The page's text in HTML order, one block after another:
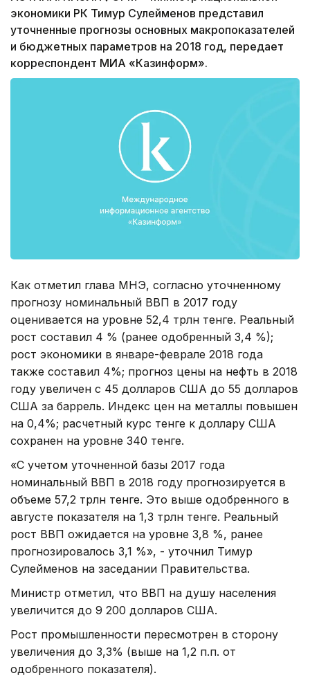
экономики РК Тимур Сулейменов представил
уточненные прогнозы основных макропоказателей
и бюджетных параметров на 2018 год, передает
корреспондент МИА «Казинформ».
Как отметил глава МНЭ, согласно уточненному
прогнозу номинальный ВВП в 2017 году
оценивается на уровне 52,4 трлн тенге. Реальный
рост составил 4 % (ранее одобренный 3,4 %);
рост экономики в январе-феврале 2018 года
также составил 4%; прогноз цены на нефть в 2018
году увеличен с 45 долларов США до 55 долларов
США за баррель. Индекс цен на металлы повышен
на 0,4%; расчетный курс тенге к доллару США
сохранен на уровне 340 тенге.
«С учетом уточненной базы 2017 года
номинальный ВВП в 2018 году прогнозируется в
объеме 57,2 трлн тенге. Это выше одобренного в
августе показателя на 1,3 трлн тенге. Реальный
рост ВВП ожидается на уровне 3,8 %, ранее
прогнозировалось 3,1 %», - уточнил Тимур
Сулейменов на заседании Правительства.
Министр отметил, что ВВП на душу населения
увеличится до 9 200 долларов США.
Рост промышленности пересмотрен в сторону
увеличения до 3,3% (выше на 1,2 п.п. от
одобренного показателя).